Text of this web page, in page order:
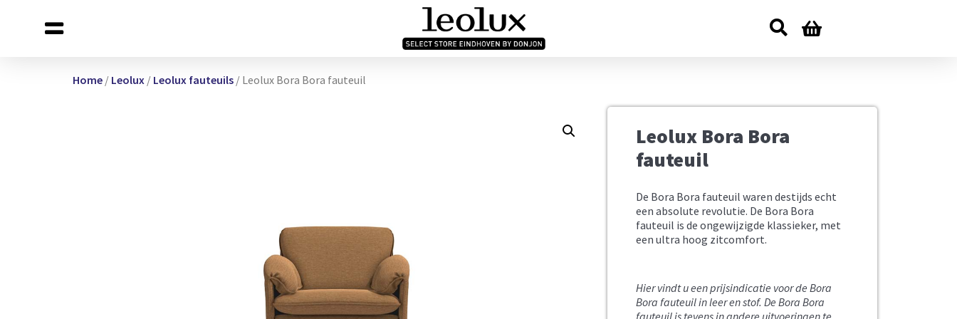
Home / Leolux / Leolux fauteuils / Leolux Bora Bora fauteuil
Leolux Bora Bora
fauteuil
De Bora Bora fauteuil waren destijds echt
een absolute revolutie. De Bora Bora
fauteuil is de ongewijzigde klassieker, met
een ultra hoog zitcomfort.
Hier vindt u een prijsindicatie voor de Bora
Bora fauteuil in leer en stof. De Bora Bora